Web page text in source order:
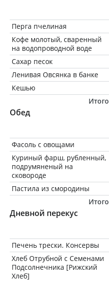
Перга пчелиная
Кофе молотый, сваренный
на водопроводной воде
Сахар песок
Ленивая Овсянка в банке
Кешью
Итого
Обед
Фасоль с овощами
Куриный фарш, рубленный,
подрумяненый на
сковороде
Пастила из смородины
Итого
Дневной перекус
Печень трески. Консервы
Хлеб Отрубной с Семенами
Подсолнечника [Рижский
Хлеб]